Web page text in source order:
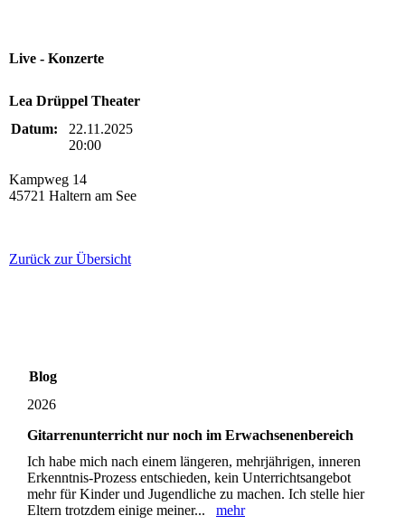
Live - Konzerte
Lea Drüppel Theater
Datum:
22.11.2025
20:00
Kampweg 14
45721 Haltern am See
Zurück zur Übersicht
Blog
2026
Gitarrenunterricht nur noch im Erwachsenenbereich
Ich habe mich nach einem längeren, mehrjährigen, inneren
Erkenntnis-Prozess entschieden, kein Unterrichtsangebot
mehr für Kinder und Jugendliche zu machen. Ich stelle hier
Eltern trotzdem einige meiner... mehr